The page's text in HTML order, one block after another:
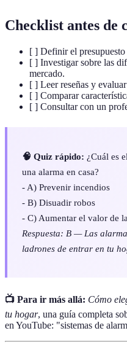
Checklist antes de
[ ] Definir el presupuesto
[ ] Investigar sobre las
mercado.
[ ] Leer reseñas y
[ ] Comparar
[ ] Consultar con un
🧠 Quiz rápido: ¿Cuál es
una alarma en casa?
- A) Prevenir incendios
- B) Disuadir robos
- C) Aumentar el valor de
Respuesta: B — Las
ladrones de entrar en tu
📺 Para ir más allá: Cómo
tu hogar, una guía completa
en YouTube: "sistemas de